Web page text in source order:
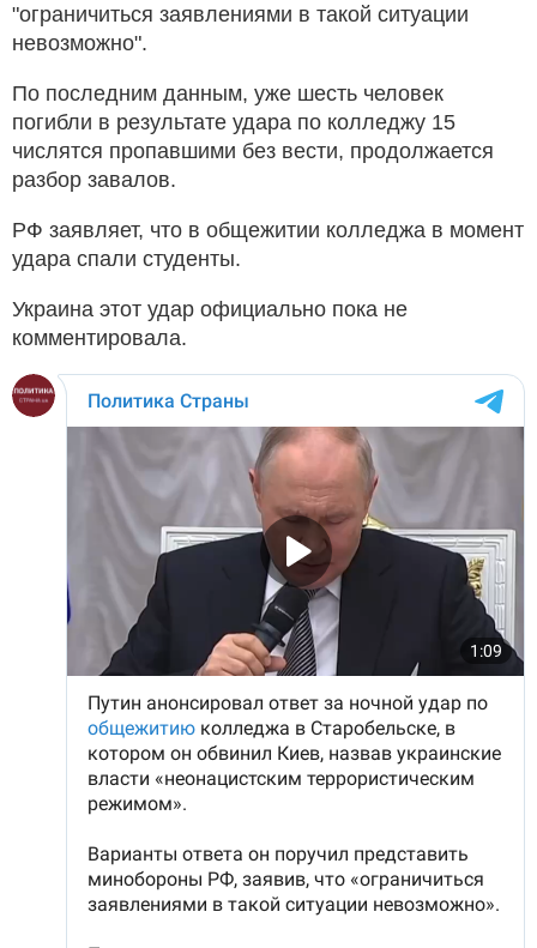
"ограничиться заявлениями в такой ситуации
невозможно".
По последним данным, уже шесть человек
погибли в результате удара по колледжу 15
числятся пропавшими без вести, продолжается
разбор завалов.
РФ заявляет, что в общежитии колледжа в момент
удара спали студенты.
Украина этот удар официально пока не
комментировала.